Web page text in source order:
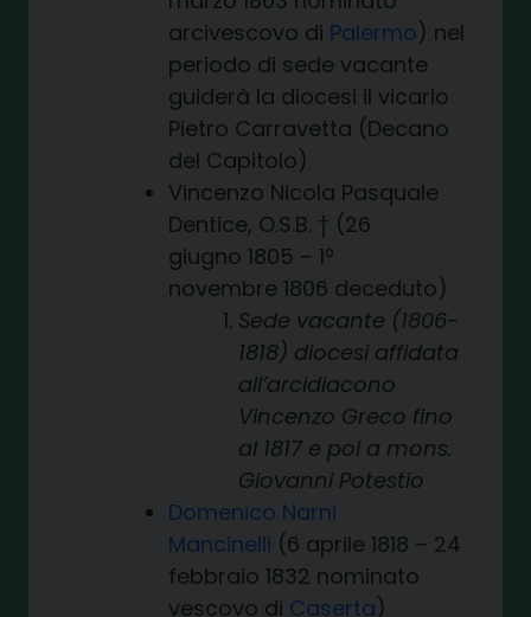
arcivescovo di Palermo) nel
periodo di sede vacante
guiderà la diocesi il vicario
Pietro Carravetta (Decano
del Capitolo)
Vincenzo Nicola Pasquale
Dentice, O.S.B. † (26
giugno 1805 – 1º
novembre 1806 deceduto)
Sede vacante (1806-
1818) diocesi affidata
all’arcidiacono
Vincenzo Greco fino
al 1817 e poi a mons.
Giovanni Potestio
Domenico Narni
Mancinelli (6 aprile 1818 – 24
febbraio 1832 nominato
vescovo di Caserta)